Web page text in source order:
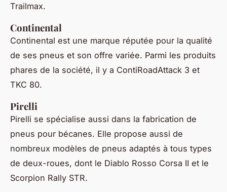
Trailmax.
Continental
Continental est une marque réputée pour la qualité
de ses pneus et son offre variée. Parmi les produits
phares de la société, il y a ContiRoadAttack 3 et
TKC 80.
Pirelli
Pirelli se spécialise aussi dans la fabrication de
pneus pour bécanes. Elle propose aussi de
nombreux modèles de pneus adaptés à tous types
de deux-roues, dont le Diablo Rosso Corsa II et le
Scorpion Rally STR.